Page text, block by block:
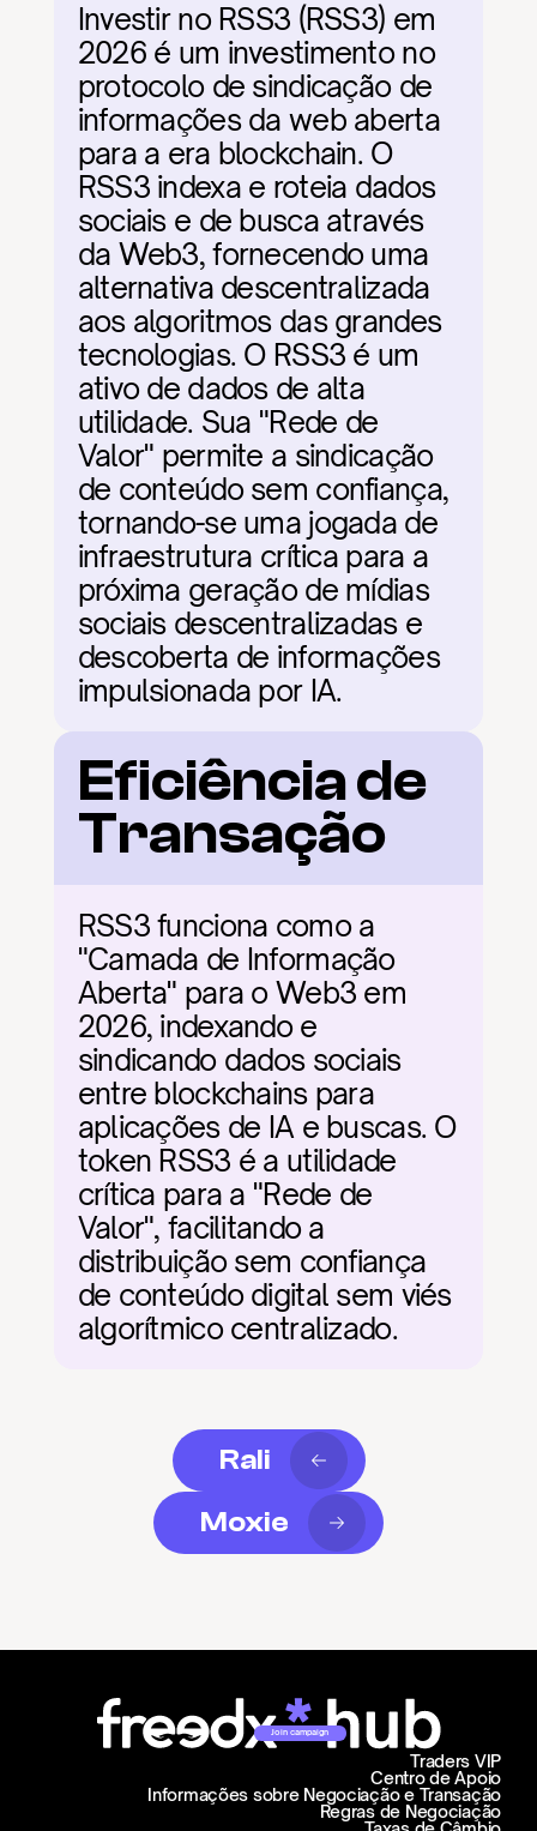
Investir no RSS3 (RSS3) em
2026 é um investimento no
protocolo de sindicação de
informações da web aberta
para a era blockchain. O
RSS3 indexa e roteia dados
sociais e de busca através
da Web3, fornecendo uma
alternativa descentralizada
aos algoritmos das grandes
tecnologias. O RSS3 é um
ativo de dados de alta
utilidade. Sua "Rede de
Valor" permite a sindicação
de conteúdo sem confiança,
tornando-se uma jogada de
infraestrutura crítica para a
próxima geração de mídias
sociais descentralizadas e
descoberta de informações
impulsionada por IA.
Eficiência de
Transação
RSS3 funciona como a
"Camada de Informação
Aberta" para o Web3 em
2026, indexando e
sindicando dados sociais
entre blockchains para
aplicações de IA e buscas. O
token RSS3 é a utilidade
crítica para a "Rede de
Valor", facilitando a
distribuição sem confiança
de conteúdo digital sem viés
algorítmico centralizado.
Rali
Moxie
Join campaign
Centro de Apoio
Informações sobre Negociação e Transação
Traders VIP
Regras de Negociação